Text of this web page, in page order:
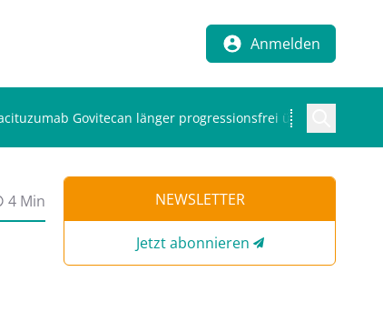
Anmelden
Govitecan länger progressionsfrei überleben
4 Min NEWSLETTER
Jetzt abonnieren